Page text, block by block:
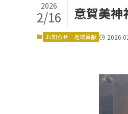
意賀美神
2026
2/16
お知らせ 地域貢献